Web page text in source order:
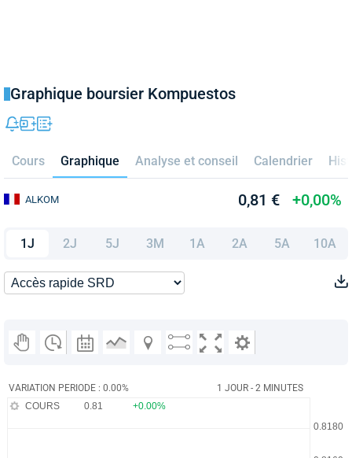
Graphique boursier Kompuestos
Cours Graphique Analyse et conseil Calendrier
ALKOM 0,81 € +0,00%
1J 2J 5J 3M 1A 2A 5A 10A
VARIATION PERIODE : 0.00% 1 JOUR - 2 MINUTES
COURS 0.81 +0.00%